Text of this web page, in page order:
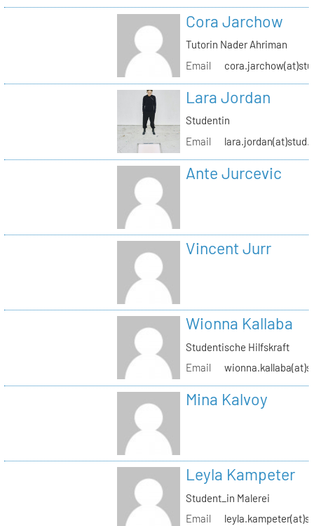
Cora Jarchow
Tutorin Nader Ahriman
Email
Lara Jordan
Studentin
Email
Ante Jurcevic
Vincent Jurr
Wionna Kallaba
Studentische Hilfskraft
Email
Mina Kalvoy
Leyla Kampeter
Student_in Malerei
Email